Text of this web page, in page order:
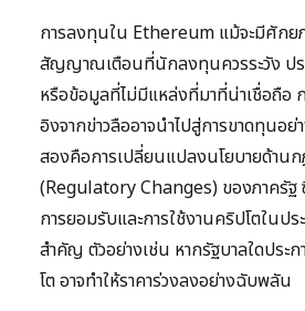
การลงทุนใน Ethereum แม้จะมีศัก
สัญญาณเตือนที่นักลงทุนควรระวัง ปร
หรือข้อมูลที่ไม่มีแหล่งที่มาที่น่าเชื่อถือ
อิงจากข่าวลืออาจนำไปสู่การขาดทุนอ
สองคือการเปลี่ยนแปลงนโยบายด้านก
(Regulatory Changes) ของภาครัฐ
การยอมรับและการใช้งานคริปโตในป
สำคัญ ตัวอย่างเช่น หากรัฐบาลใดประ
โต อาจทำให้ราคาร่วงลงอย่างฉับพลัน